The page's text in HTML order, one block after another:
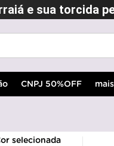
e sua torcida
CNPJ 50%OFF
selecionada